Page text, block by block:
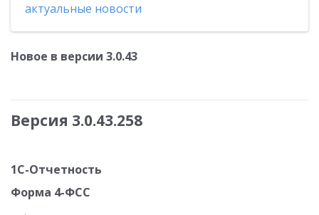
актуальные новости
Новое в версии 3.0.43
Версия 3.0.43.258
1С-Отчетность
Форма 4-ФСС